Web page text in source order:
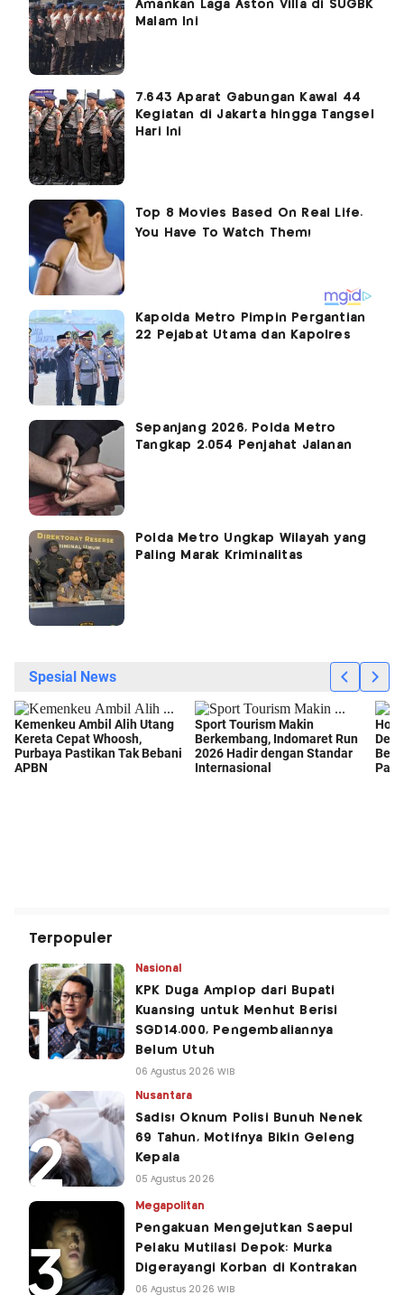
Amankan Laga Aston Villa di SUGBK
Malam Ini
7.643 Aparat Gabungan Kawal 44
Kegiatan di Jakarta hingga Tangsel
Hari Ini
Kapolda Metro Pimpin Pergantian
22 Pejabat Utama dan Kapolres
Sepanjang 2026, Polda Metro
Tangkap 2.054 Penjahat Jalanan
Polda Metro Ungkap Wilayah yang
Paling Marak Kriminalitas
Terpopuler
Nasional
KPK Duga Amplop dari Bupati
Kuansing untuk Menhut Berisi
SGD14.000, Pengembaliannya
Belum Utuh
06 Agustus 2026 WIB
Nusantara
Sadis! Oknum Polisi Bunuh Nenek
69 Tahun, Motifnya Bikin Geleng
Kepala
05 Agustus 2026
Megapolitan
Pengakuan Mengejutkan Saepul
Pelaku Mutilasi Depok: Murka
Digerayangi Korban di Kontrakan
06 Agustus 2026 WIB